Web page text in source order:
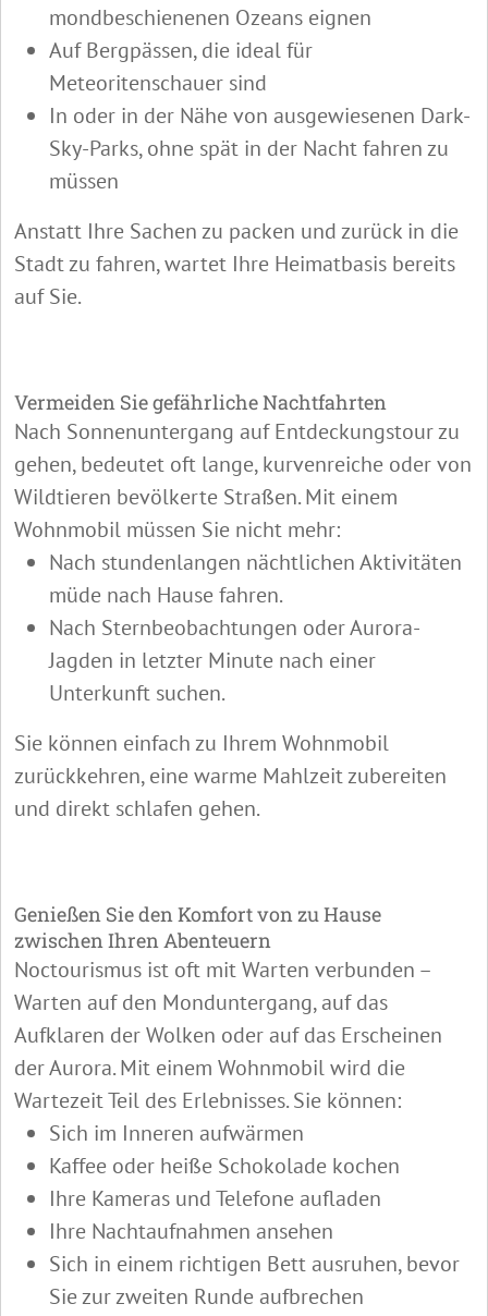
mondbeschienenen Ozeans eignen
Auf Bergpässen, die ideal für
Meteoritenschauer sind
In oder in der Nähe von ausgewiesenen Dark-
Sky-Parks, ohne spät in der Nacht fahren zu
müssen
Anstatt Ihre Sachen zu packen und zurück in die
Stadt zu fahren, wartet Ihre Heimatbasis bereits
auf Sie.
Vermeiden Sie gefährliche Nachtfahrten
Nach Sonnenuntergang auf Entdeckungstour zu
gehen, bedeutet oft lange, kurvenreiche oder von
Wildtieren bevölkerte Straßen. Mit einem
Wohnmobil müssen Sie nicht mehr:
Nach stundenlangen nächtlichen Aktivitäten
müde nach Hause fahren.
Nach Sternbeobachtungen oder Aurora-
Jagden in letzter Minute nach einer
Unterkunft suchen.
Sie können einfach zu Ihrem Wohnmobil
zurückkehren, eine warme Mahlzeit zubereiten
und direkt schlafen gehen.
Genießen Sie den Komfort von zu Hause
zwischen Ihren Abenteuern
Noctourismus ist oft mit Warten verbunden –
Warten auf den Monduntergang, auf das
Aufklaren der Wolken oder auf das Erscheinen
der Aurora. Mit einem Wohnmobil wird die
Wartezeit Teil des Erlebnisses. Sie können:
Sich im Inneren aufwärmen
Kaffee oder heiße Schokolade kochen
Ihre Kameras und Telefone aufladen
Ihre Nachtaufnahmen ansehen
Sich in einem richtigen Bett ausruhen, bevor
Sie zur zweiten Runde aufbrechen